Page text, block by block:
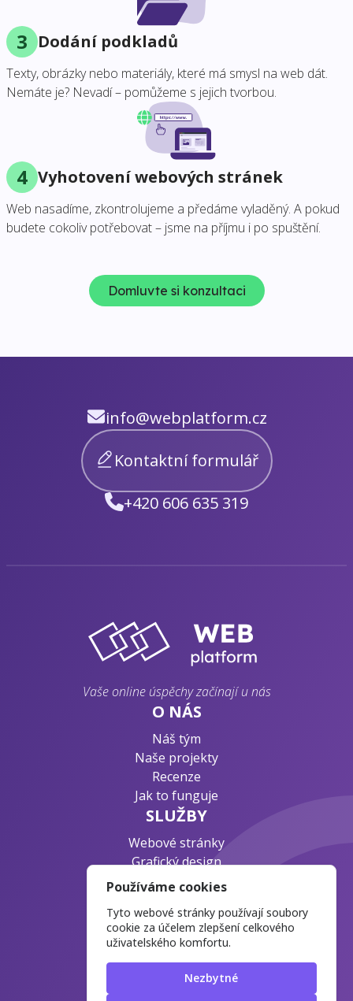
3 Dodání podkladů
Texty, obrázky nebo materiály, které má smysl na web dát.
Nemáte je? Nevadí – pomůžeme s jejich tvorbou.
4 Vyhotovení webových stránek
Web nasadíme, zkontrolujeme a předáme vyladěný. A pokud
budete cokoliv potřebovat – jsme na příjmu i po spuštění.
Domluvte si konzultaci
info@webplatform.cz
Kontaktní formulář
+420 606 635 319
Vaše online úspěchy začínají u nás
O NÁS
Náš tým
Naše projekty
Recenze
Jak to funguje
SLUŽBY
Webové stránky
Grafický design
Byznys konzultace
Ochrana osobních údajů
Časté otázky
Blog o webdesignu
Používáme cookies
Tyto webové stránky používají soubory
cookie za účelem zlepšení celkového
uživatelského komfortu.
Nezbytné